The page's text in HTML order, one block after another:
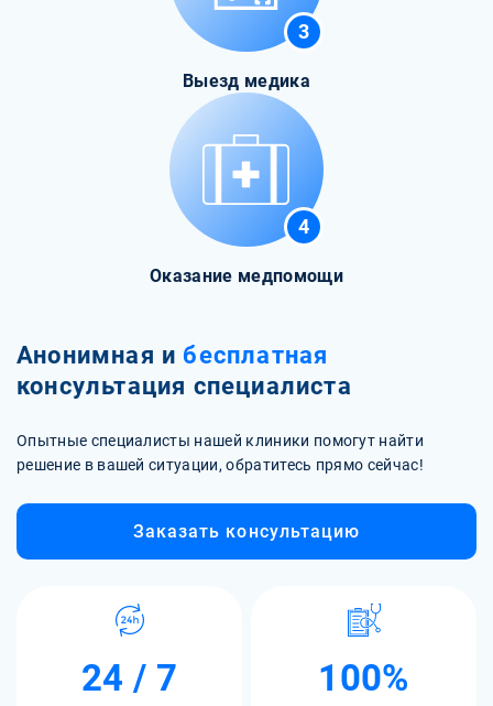
3
Выезд медика
4
Оказание медпомощи
Анонимная и бесплатная
консультация специалиста
Опытные специалисты нашей клиники помогут найти
решение в вашей ситуации, обратитесь прямо сейчас!
Заказать консультацию
24 / 7 100%